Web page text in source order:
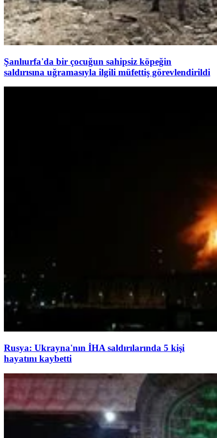
Şanlıurfa'da bir çocuğun sahipsiz köpeğin
saldırısına uğramasıyla ilgili müfettiş görevlendirildi
Rusya: Ukrayna'nın İHA saldırılarında 5 kişi
hayatını kaybetti